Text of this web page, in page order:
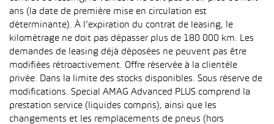
ans (la date de première mise en circulation est
déterminante). À l’expiration du contrat de leasing, le
kilométrage ne doit pas dépasser plus de 180 000 km. Les
demandes de leasing déjà déposées ne peuvent pas être
modifiées rétroactivement. Offre réservée à la clientèle
privée. Dans la limite des stocks disponibles. Sous réserve de
modifications. Special AMAG Advanced PLUS comprend la
prestation service (liquides compris), ainsi que les
changements et les remplacements de pneus (hors